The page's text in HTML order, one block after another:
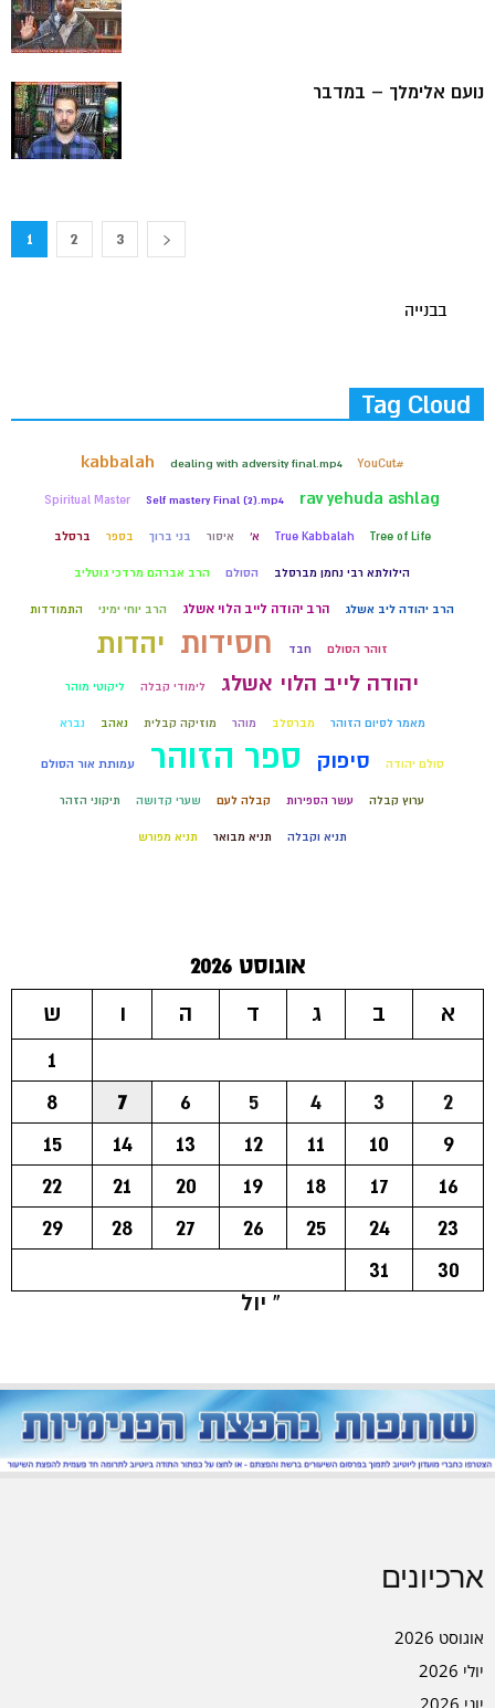
נועם אלימלך – במדבר
1 2 3
בבנייה
Tag Cloud
#YouCut
dealing with adversity final.mp4
kabbalah
rav yehuda ashlag
Self mastery Final (2).mp4
Spiritual Master
Tree of Life
True Kabbalah א' איסור בני ברוך בספר ברסלב
הילולתא רבי נחמן מברסלב הסולם הרב אברהם מרדכי גוטליב
הרב יהודה ליב אשלג הרב יהודה לייב הלוי אשלג הרב יוחי ימיני התמודדות
זוהר הסולם חבד חסידות יהדות
יהודה לייב הלוי אשלג לימודי קבלה ליקוטי מוהר
מאמר לסיום הזוהר מברסלב מוהר מוזיקה קבלית נאהב נברא
סולם יהודה סיפוק ספר הזוהר עמותת אור הסולם
ערוץ קבלה עשר הספירות קבלה לעם שערי קדושה תיקוני הזהר
תניא וקבלה תניא מבואר תניא מפורש
אוגוסט 2026
א
ב ג ד ה ו
ש
1
2
3
4
5
6
7
8
9
10
11
12
13
14
15
16
17
18
19
20
21
22
23
24
25
26
27
28
29
30
31
« יול
ארכיונים
אוגוסט 2026
יולי 2026
יוני 2026